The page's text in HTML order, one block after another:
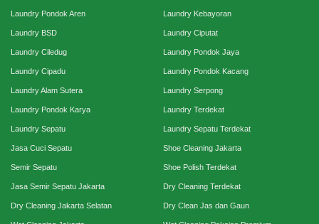
Laundry Pondok Aren Laundry Kebayoran
Laundry BSD Laundry Ciputat
Laundry Ciledug Laundry Pondok Jaya
Laundry Cipadu Laundry Pondok Kacang
Laundry Alam Sutera Laundry Serpong
Laundry Pondok Karya Laundry Terdekat
Laundry Sepatu Laundry Sepatu Terdekat
Jasa Cuci Sepatu Shoe Cleaning Jakarta
Semir Sepatu Shoe Polish Terdekat
Jasa Semir Sepatu Jakarta Dry Cleaning Terdekat
Dry Cleaning Jakarta Selatan Dry Clean Jas dan Gaun